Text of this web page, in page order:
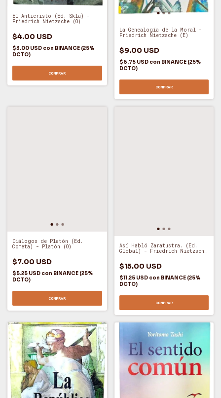
El Anticristo (Ed. Skla) -
Friedrich Nietzsche (O)
$4.00 USD
$3.00 USD con BINANCE (25%
DCTO)
COMPRAR
La Genealogía de la Moral -
Friedrich Nietzsche (E)
$9.00 USD
$6.75 USD con BINANCE (25%
DCTO)
COMPRAR
Diálogos de Platón (Ed.
Cometa) - Platón (O)
$7.00 USD
$5.25 USD con BINANCE (25%
DCTO)
COMPRAR
Así Habló Zaratustra. (Ed.
Global) - Friedrich Nietzsche
$15.00 USD
$11.25 USD con BINANCE (25%
DCTO)
COMPRAR